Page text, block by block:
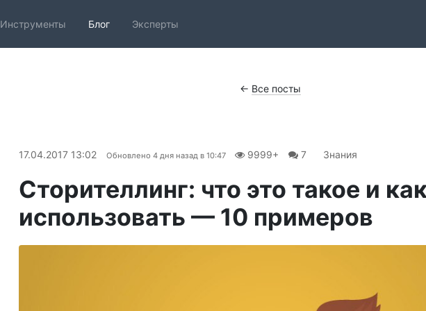
Инструменты Блог Эксперты
← Все посты
17.04.2017 13:02 Обновлено 4 дня назад в 10:47 9999+ 7 Знания
Сторителлинг: что это такое и
использовать — 10 примеров